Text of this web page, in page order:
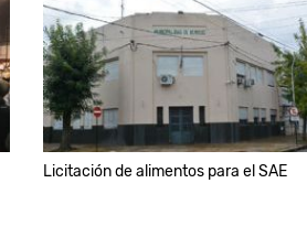
Licitación de alimentos para el SAE